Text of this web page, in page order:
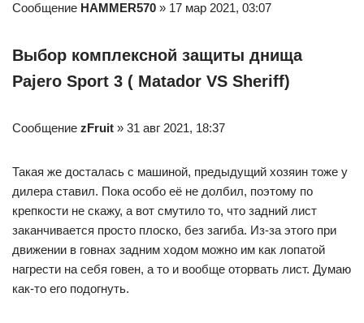
Сообщение HAMMER570 » 17 мар 2021, 03:07
Выбор комплексной защиты днища
Pajero Sport 3 ( Matador VS Sheriff)
Сообщение zFruit » 31 авг 2021, 18:37
Такая же досталась с машиной, предыдущий хозяин тоже у
дилера ставил. Пока особо её не долбил, поэтому по
крепкости не скажу, а вот смутило то, что задний лист
заканчивается просто плоско, без загиба. Из-за этого при
движении в говнах задним ходом можно им как лопатой
нагрести на себя говен, а то и вообще оторвать лист. Думаю
как-то его подогнуть.